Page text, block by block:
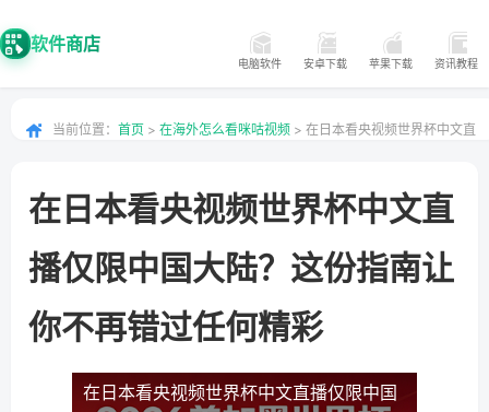
软件商店
电脑软件 安卓下载 苹果下载 资讯教程
当前位置： 首页 > 在海外怎么看咪咕视频 > 在日本看央视频世界杯中文直
在日本看央视频世界杯中文直
播仅限中国大陆？这份指南让
你不再错过任何精彩
在日本看央视频世界杯中文直播仅限中国